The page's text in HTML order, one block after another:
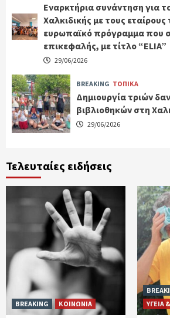
Εναρκτήρια συνάντηση για
Χαλκιδικής με τους
ευρωπαϊκό πρόγραμμα που
επικεφαλής, με τίτλο “ELIA”
29/06/2026
BREAKING ΤΟΠΙΚΑ
Δημιουργία τριών
βιβλιοθηκών στη
29/06/2026
Τελευταίες ειδήσεις
BREAKING ΚΟΙΝΩΝΙΑ
ΥΓΕΙΑ